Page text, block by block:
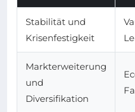
Stabilität und
Krisenfestigkeit
Markterweiterung
und
Diversifikation